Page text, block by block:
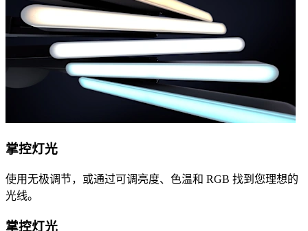
掌控灯光
使用无极调节，或通过可调亮度、色温和 RGB 找到您理想的
光线。
掌控灯光